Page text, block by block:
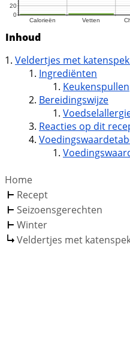
Inhoud
Veldertjes met
Ingrediënten
Keukenspullen
Bereidingswijze
Reacties op dit
Home
Recept
Seizoensgerechten
Winter
Veldertjes met